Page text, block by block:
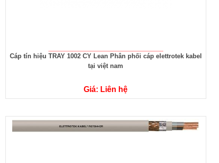
Cáp tín hiệu TRAY 1002 CY Lean Phân phối cáp elettrotek kabel
tại việt nam
Giá: Liên hệ